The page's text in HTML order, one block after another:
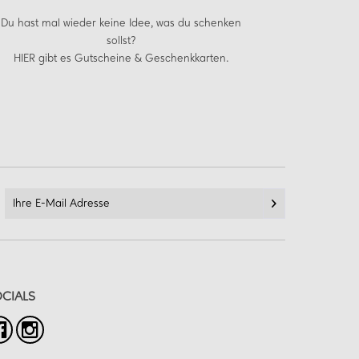
Du hast mal wieder keine Idee, was du schenken
sollst?
HIER gibt es Gutscheine & Geschenkkarten.